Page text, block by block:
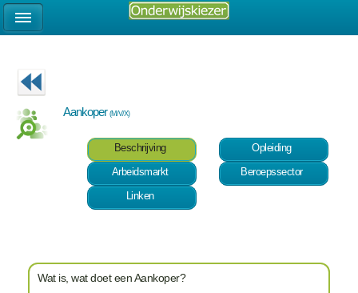
Aankoper(M/V/X)
Beschrijving
Opleiding
Arbeidsmarkt
Beroepssector
Linken
Wat is, wat doet een Aankoper?